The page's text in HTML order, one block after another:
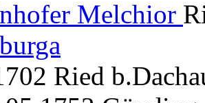
Melchior
Ried